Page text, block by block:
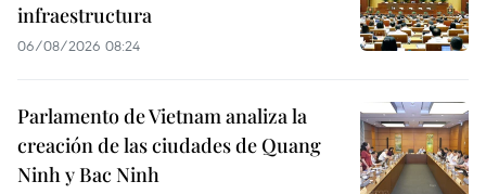
infraestructura
06/08/2026 08:24
Parlamento de Vietnam analiza la
creación de las ciudades de Quang
Ninh y Bac Ninh